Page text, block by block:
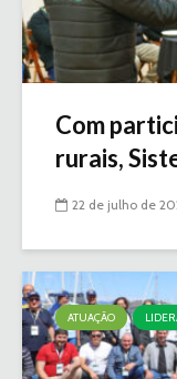
Com
rurais,
22 de julho de
ATUAÇÃO